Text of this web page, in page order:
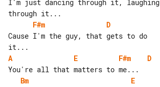
I'm just dancing through it, laughing
F#m
D
Cause I'm the guy, that gets to do
A
E F#m
D
Bm
E